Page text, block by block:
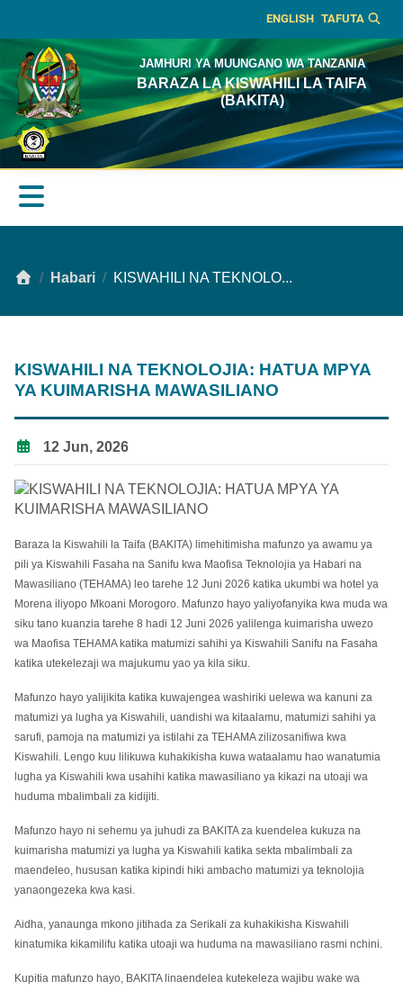
ENGLISH TAFUTA
JAMHURI YA MUUNGANO WA TANZANIA
BARAZA LA KISWAHILI LA TAIFA
(BAKITA)
Habari KISWAHILI NA TEKNOLO...
KISWAHILI NA TEKNOLOJIA: HATUA MPYA
YA KUIMARISHA MAWASILIANO
12 Jun, 2026
Baraza la Kiswahili la Taifa (BAKITA) limehitimisha mafunzo ya awamu ya
pili ya Kiswahili Fasaha na Sanifu kwa Maofisa Teknolojia ya Habari na
Mawasiliano (TEHAMA) leo tarehe 12 Juni 2026 katika ukumbi wa hotel ya
Morena iliyopo Mkoani Morogoro. Mafunzo hayo yaliyofanyika kwa muda wa
siku tano kuanzia tarehe 8 hadi 12 Juni 2026 yalilenga kuimarisha uwezo
wa Maofisa TEHAMA katika matumizi sahihi ya Kiswahili Sanifu na Fasaha
katika utekelezaji wa majukumu yao ya kila siku.
Mafunzo hayo yalijikita katika kuwajengea washiriki uelewa wa kanuni za
matumizi ya lugha ya Kiswahili, uandishi wa kitaalamu, matumizi sahihi ya
sarufi, pamoja na matumizi ya istilahi za TEHAMA zilizosanifiwa kwa
Kiswahili. Lengo kuu lilikuwa kuhakikisha kuwa wataalamu hao wanatumia
lugha ya Kiswahili kwa usahihi katika mawasiliano ya kikazi na utoaji wa
huduma mbalimbali za kidijiti.
Mafunzo hayo ni sehemu ya juhudi za BAKITA za kuendelea kukuza na
kuimarisha matumizi ya lugha ya Kiswahili katika sekta mbalimbali za
maendeleo, hususan katika kipindi hiki ambacho matumizi ya teknolojia
yanaongezeka kwa kasi.
Aidha, yanaunga mkono jitihada za Serikali za kuhakikisha Kiswahili
kinatumika kikamilifu katika utoaji wa huduma na mawasiliano rasmi nchini.
Kupitia mafunzo hayo, BAKITA linaendelea kutekeleza wajibu wake wa